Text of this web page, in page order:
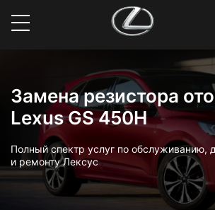
Замена резистора
Lexus GS 450H
Полный спектр услуг по обслуживанию,
и ремонту Лексус